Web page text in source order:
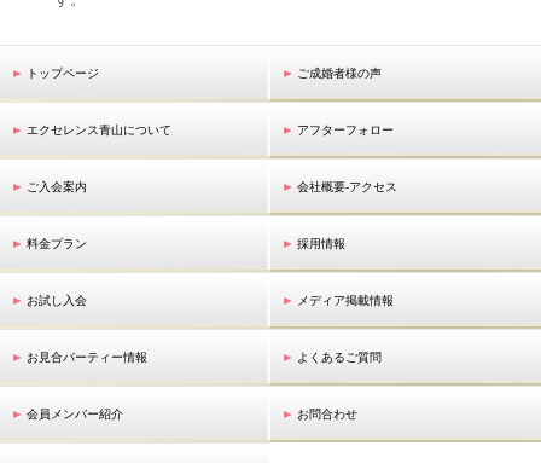
トップページ
エクセレンス青山について
ご入会案内
料金プラン
お試し入会
お見合パーティー情報
会員メンバー紹介
ご成婚者様の声
アフターフォロー
会社概要-アクセス
採用情報
メディア掲載情報
よくあるご質問
お問合わせ